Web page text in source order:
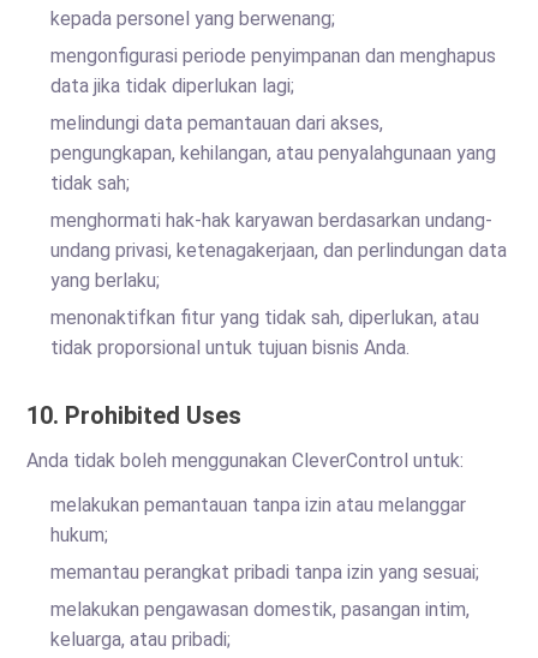
kepada personel yang berwenang;
mengonfigurasi periode penyimpanan dan menghapus
data jika tidak diperlukan lagi;
melindungi data pemantauan dari akses,
pengungkapan, kehilangan, atau penyalahgunaan yang
tidak sah;
menghormati hak-hak karyawan berdasarkan undang-
undang privasi, ketenagakerjaan, dan perlindungan data
yang berlaku;
menonaktifkan fitur yang tidak sah, diperlukan, atau
tidak proporsional untuk tujuan bisnis Anda.
10. Prohibited Uses
Anda tidak boleh menggunakan CleverControl untuk:
melakukan pemantauan tanpa izin atau melanggar
hukum;
memantau perangkat pribadi tanpa izin yang sesuai;
melakukan pengawasan domestik, pasangan intim,
keluarga, atau pribadi;